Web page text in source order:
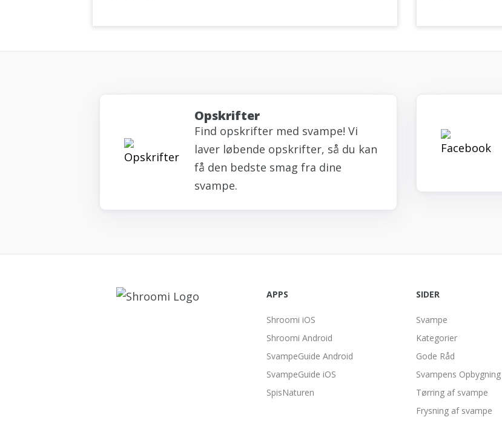
Opskrifter
Find opskrifter med svampe! Vi
laver løbende opskrifter, så du kan
få den bedste smag fra dine
svampe.
APPS
Shroomi iOS
Shroomi Android
SvampeGuide Android
SvampeGuide iOS
SpisNaturen
SIDER
Svampe
Kategorier
Gode Råd
Svampens Opbygning
Tørring af svampe
Frysning af svampe